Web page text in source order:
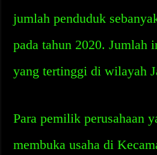
jumlah penduduk
pada tahun 2020. Jumlah
yang tertinggi di wilayah
Para pemilik perusahaan
membuka usaha di